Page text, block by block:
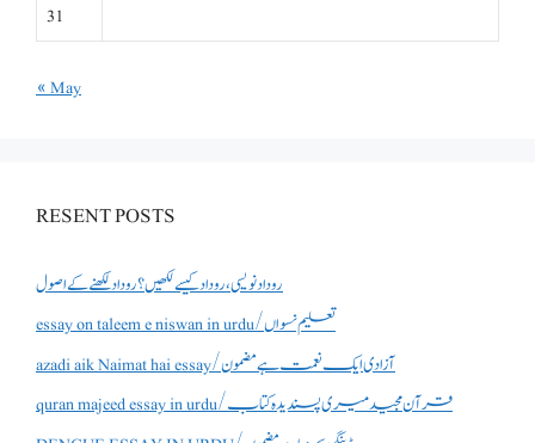
31
« May
RESENT POSTS
روداد نویسی ،روداد کیسے لکھیں؟ روداد لکھنے کے اصول
essay on taleem e niswan in urdu/تعلیم نسواں
azadi aik Naimat hai essay/آزادی ایک نعمت ہے مضمون
quran majeed essay in urdu/قرآن مجید میری پسندیدہ کتاب